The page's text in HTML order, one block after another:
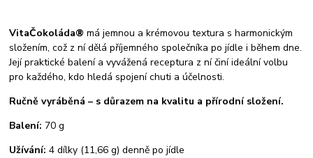
VitaČokoláda® má jemnou a krémovou textura s harmonickým
složením, což z ní dělá příjemného společníka po jídle i během dne.
Její praktické balení a vyvážená receptura z ní činí ideální volbu
pro každého, kdo hledá spojení chuti a účelnosti.
Ručně vyráběná – s důrazem na kvalitu a přírodní složení.
Balení: 70 g
Užívání: 4 dílky (11,66 g) denně po jídle